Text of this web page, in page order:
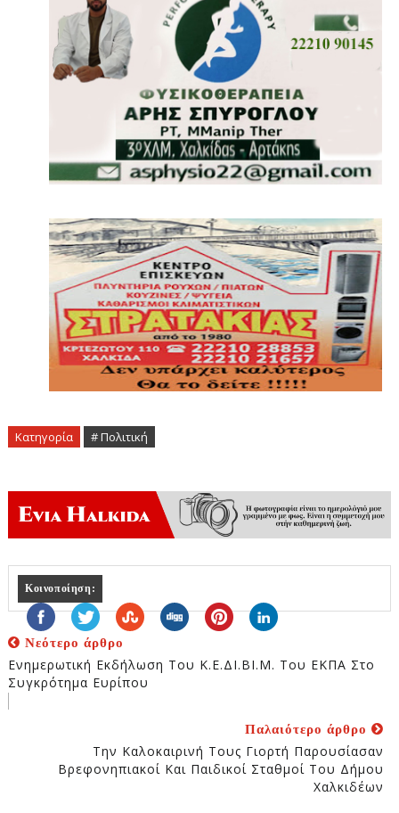
Κατηγορία # Πολιτική
Κοινοποίηση:
Νεότερο άρθρο
Ενημερωτική Εκδήλωση Του Κ.Ε.ΔΙ.ΒΙ.Μ. Του ΕΚΠΑ Στο
Συγκρότημα Ευρίπου
Παλαιότερο άρθρο
Την Καλοκαιρινή Τους Γιορτή Παρουσίασαν
Βρεφονηπιακοί Και Παιδικοί Σταθμοί Του Δήμου
Χαλκιδέων